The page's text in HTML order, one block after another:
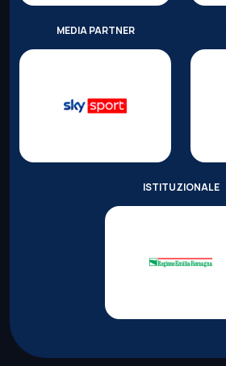
MEDIA PARTNER
ISTITUZIONALE